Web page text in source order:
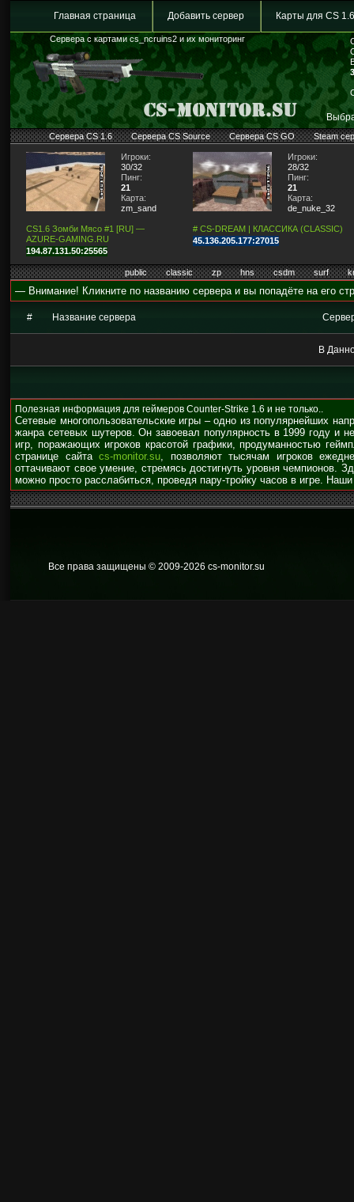
Главная страница Добавить сервер Карты для CS 1.6
Сервера с картами cs_ncruins2 и их мониторинг
Сервера CS 1.6 Сервера CS Source Сервера CS GO Steam
Игроки:
30/32
Пинг:
21
Карта:
zm_sand
CS1.6 Зомби Мясо #1 [RU] —
AZURE-GAMING.RU
194.87.131.50:25565
Игроки:
28/32
Пинг:
21
Карта:
de_nuke_32
# CS-DREAM | КЛАССИКА (CLASSIC)
45.136.205.177:27015
public classic zp hns csdm surf
— Внимание! Кликните по названию сервера и вы попадёте на его
# Название сервера
В
Полезная информация для геймеров Counter-Strike 1.6 и не только..
Сетевые многопользовательские игры – одно из популярнейших
жанра сетевых шутеров. Он завоевал популярность в 1999 году и
игр, поражающих игроков красотой графики, продуманностью
странице сайта cs-monitor.su, позволяют тысячам игроков
оттачивают свое умение, стремясь достигнуть уровня чемпионов.
можно просто расслабиться, проведя пару-тройку часов в игре.
Все права защищены © 2009-2026 cs-monitor.su